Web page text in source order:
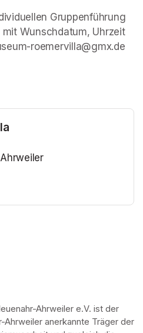
Gruppenführung
Wunschdatum, Uhrzeit
roemervilla@gmx.de
Ahrweiler e.V. ist der
Ahrweiler anerkannte Träger der